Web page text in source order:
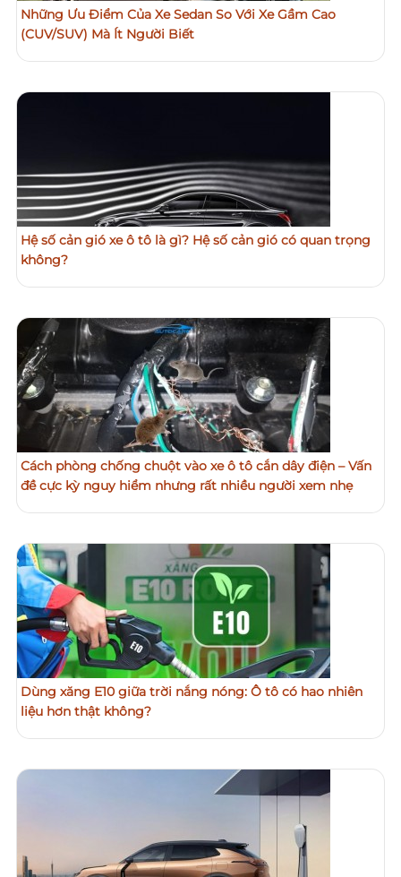
Những Ưu Điểm Của Xe Sedan So Với Xe Gầm Cao
(CUV/SUV) Mà Ít Người Biết
Hệ số cản gió xe ô tô là gì? Hệ số cản gió có quan trọng
không?
Cách phòng chống chuột vào xe ô tô cắn dây điện – Vấn
đề cực kỳ nguy hiểm nhưng rất nhiều người xem nhẹ
Dùng xăng E10 giữa trời nắng nóng: Ô tô có hao nhiên
liệu hơn thật không?